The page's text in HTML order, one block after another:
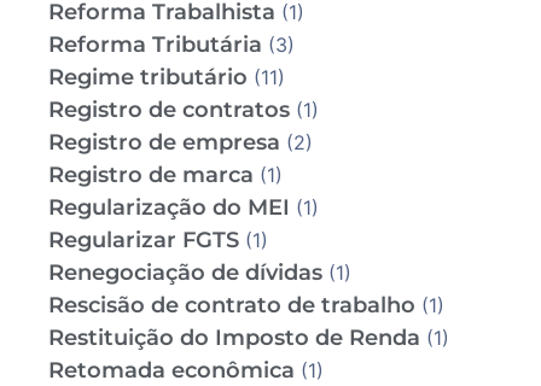
Reforma Trabalhista (1)
Reforma Tributária (3)
Regime tributário (11)
Registro de contratos (1)
Registro de empresa (2)
Registro de marca (1)
Regularização do MEI (1)
Regularizar FGTS (1)
Renegociação de dívidas (1)
Rescisão de contrato de trabalho (1)
Restituição do Imposto de Renda (1)
Retomada econômica (1)